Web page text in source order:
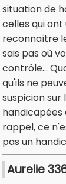
situation de
celles qui ont
reconnaître
sais pas où
contrôle...
qu'ils ne
suspicion
handicapées
rappel, ce
pas un
Aurelie